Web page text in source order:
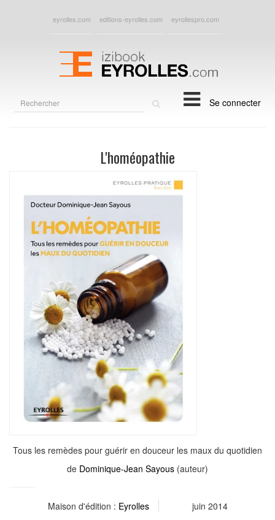
eyrolles.com editions-eyrolles.com eyrollespro.com
Se connecter
L'homéopathie
Tous les remèdes pour guérir en douceur les maux du quotidien
de Dominique-Jean Sayous (auteur)
Maison d'édition : Eyrolles juin 2014